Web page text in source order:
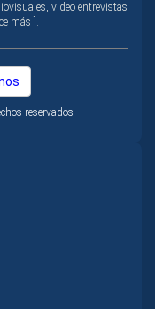
video entrevistas
más ].
reservados